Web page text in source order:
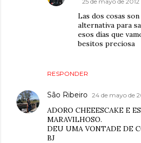
RESPONDER
Las dos cosas son
alternativa para
esos días que
besitos preciosa
São Ribeiro 24 de mayo de
ADORO CHEEESCAKE E
MARAVILHOSO.
DEU UMA VONTADE DE
BJ